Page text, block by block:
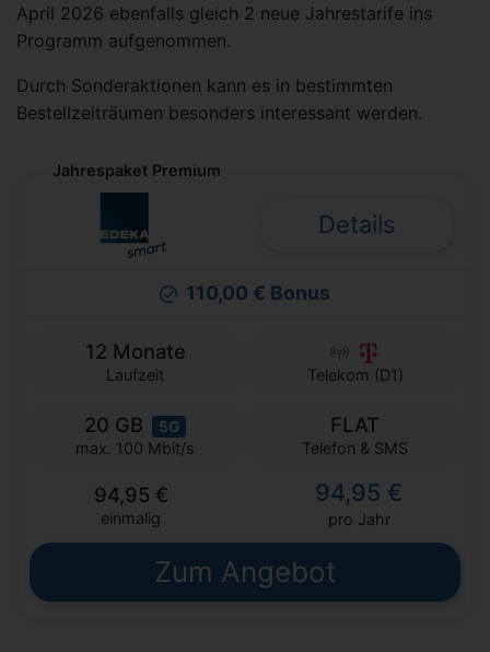
April 2026 ebenfalls gleich 2 neue Jahrestarife ins
Programm aufgenommen.
Durch Sonderaktionen kann es in bestimmten
Bestellzeiträumen besonders interessant werden.
Jahrespaket Premium
Details
110,00 € Bonus
12 Monate
Laufzeit Telekom (D1)
20 GB 5G
max. 100 Mbit/s
FLAT
Telefon & SMS
94,95 €
einmalig
94,95 €
pro Jahr
Zum Angebot